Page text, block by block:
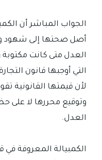
الجواب المباشر أن
أصل صحتها إلى شهود
العدل متى كانت
لأن قيمتها القانونية
وتوقيع محررها لا على
العدل.
الكمبيالة المعروفة في